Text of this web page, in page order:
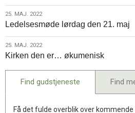
2022
25.
maj.
2022
25. MAJ. 2022
Ledelsesmøde lørdag den 21. maj
25.
maj.
2022
25. MAJ. 2022
Kirken den er… økumenisk
Find gudstjeneste Find
Få det fulde overblik over